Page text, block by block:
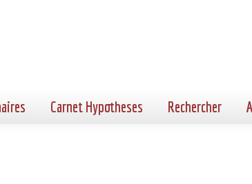
Carnet Hypotheses Rechercher